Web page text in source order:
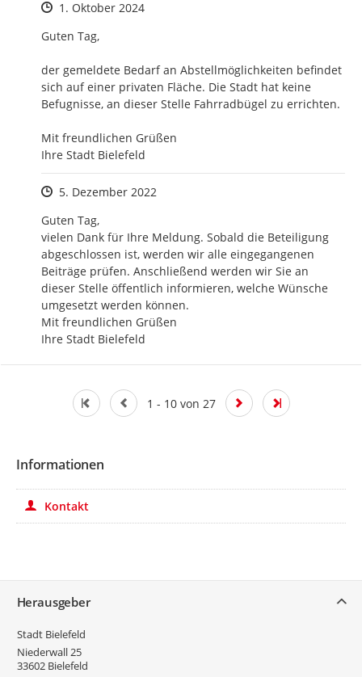
Zeitpunkt des Erstellens
1. Oktober 2024
Guten Tag,
der gemeldete Bedarf an Abstellmöglichkeiten befindet
sich auf einer privaten Fläche. Die Stadt hat keine
Befugnisse, an dieser Stelle Fahrradbügel zu errichten.
Mit freundlichen Grüßen
Ihre Stadt Bielefeld
Zeitpunkt des Erstellens
5. Dezember 2022
Guten Tag,
vielen Dank für Ihre Meldung. Sobald die Beteiligung
abgeschlossen ist, werden wir alle eingegangenen
Beiträge prüfen. Anschließend werden wir Sie an
dieser Stelle öffentlich informieren, welche Wünsche
umgesetzt werden können.
Mit freundlichen Grüßen
Ihre Stadt Bielefeld
1 - 10 von 27
Informationen
Kontakt
Herausgeber
Stadt Bielefeld
Niederwall 25
33602 Bielefeld